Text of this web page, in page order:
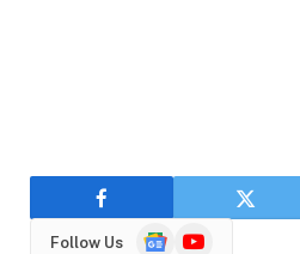
Follow Us
GoogleYouTube